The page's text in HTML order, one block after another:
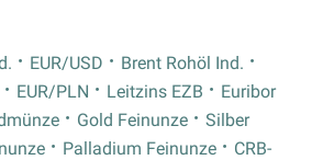
EUR/USD
Brent Rohöl Ind.
EUR/PLN Leitzins EZB
Euribor
Gold Feinunze
Silber
Palladium Feinunze
CRB-